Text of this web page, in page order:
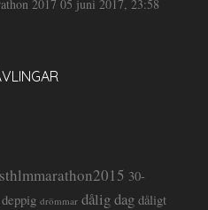
2017 05 juni 2017, 23:58
30-
deppig drömmar dålig dag dåligt